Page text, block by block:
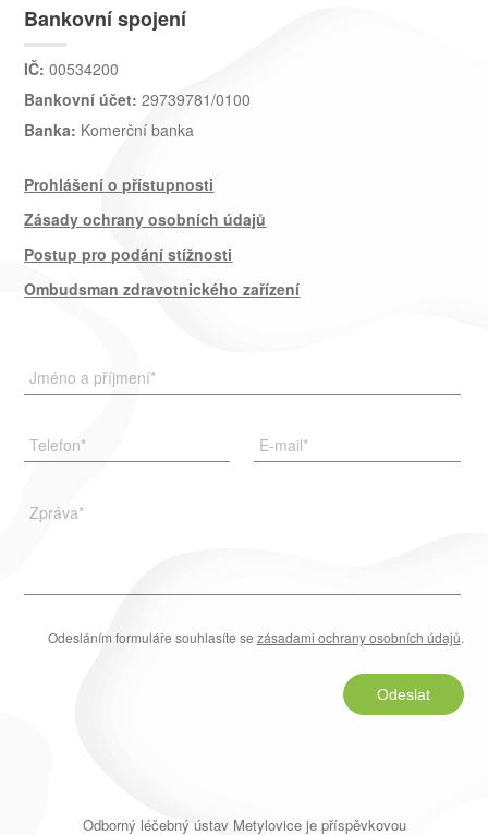
Bankovní spojení
IČ: 00534200
Bankovní účet: 29739781/0100
Banka: Komerční banka
Prohlášení o přístupnosti
Zásady ochrany osobních údajů
Postup pro podání stížnosti
Ombudsman zdravotnického zařízení
Jméno a příjmení*
Telefon* E-mail*
Zpráva*
Odesláním formuláře souhlasíte se zásadami ochrany osobních údajů.
Odeslat
Odborný léčebný ústav Metylovice je příspěvkovou